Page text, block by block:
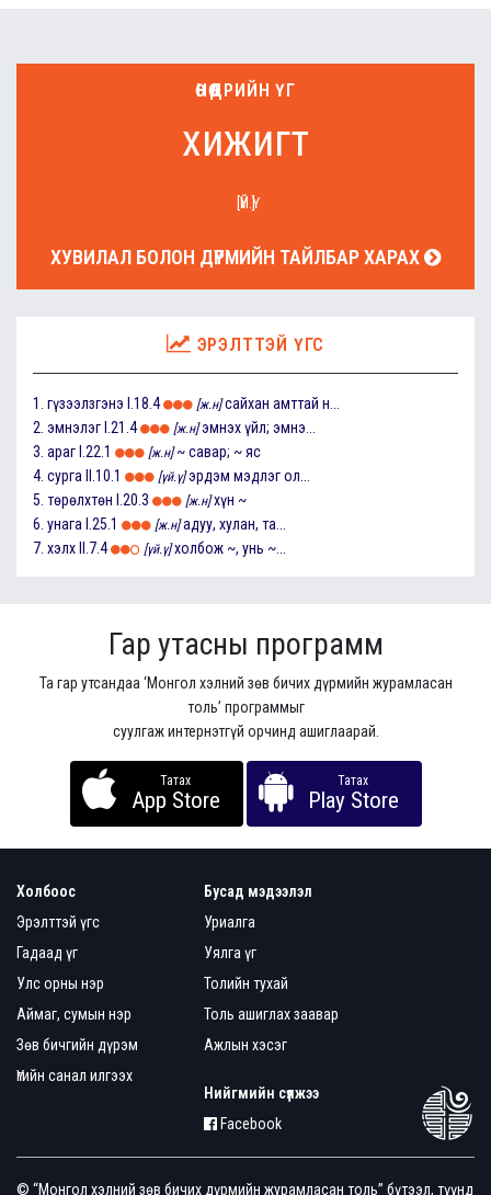
ӨНӨӨДРИЙН ҮГ
хижигт
[ҮЙ.Ү]
ХУВИЛАЛ БОЛОН ДҮРМИЙН ТАЙЛБАР ХАРАХ
ЭРЭЛТТЭЙ ҮГС
1. гүзээлзгэнэ I.18.4 [ж.н] сайхан амттай н...
2. эмнэлэг I.21.4 [ж.н] эмнэх үйл; эмнэ...
3. араг I.22.1 [ж.н] ~ савар; ~ яс
4. сурга II.10.1 [үй.ү] эрдэм мэдлэг ол...
5. төрөлхтөн I.20.3 [ж.н] хүн ~
6. унага I.25.1 [ж.н] адуу, хулан, та...
7. хэлх II.7.4 [үй.ү] холбож ~, унь ~...
Гар утасны программ
Та гар утсандаа ‘Монгол хэлний зөв бичих дүрмийн журамласан
толь’ программыг
суулгаж интернэтгүй орчинд ашиглаарай.
Татах
App Store
Татах
Play Store
Холбоос
Эрэлттэй үгс
Гадаад үг
Улс орны нэр
Аймаг, сумын нэр
Зөв бичгийн дүрэм
Үгийн санал илгээх
Бусад мэдээлэл
Уриалга
Уялга үг
Толийн тухай
Толь ашиглах заавар
Ажлын хэсэг
Нийгмийн сүлжээ
Facebook
© “Монгол хэлний зөв бичих дүрмийн журамласан толь” бүтээл, түүнд